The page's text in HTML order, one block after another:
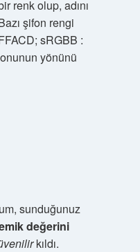
renk olup, adını
şifon rengi
sRGBB :
yönünü
sunduğunuz
değerini
kıldı.